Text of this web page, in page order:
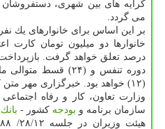
كرایه های بین شهری، دستفروشان
می گردد.
بر این اساس برای خانوارهای یك
خانوارها دو میلیون تومان كارت
دوره تنفس و (۲۴) قسط
(۱۲) خواهد بود. خبرگزاری مهر متن كامل این طرح را منتشر كرد:
وزارت تعاون، كار و رفاه
سازمان برنامه و بودجه كشور - بانك